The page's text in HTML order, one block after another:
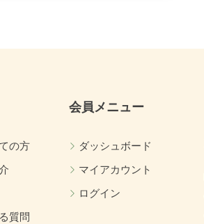
の方
質問
会員メニュー
ダッシュボード
マイアカウント
ログイン